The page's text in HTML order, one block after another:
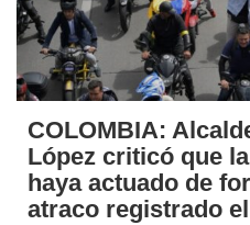
COLOMBIA:
López criticó que
haya actuado de
atraco registrado